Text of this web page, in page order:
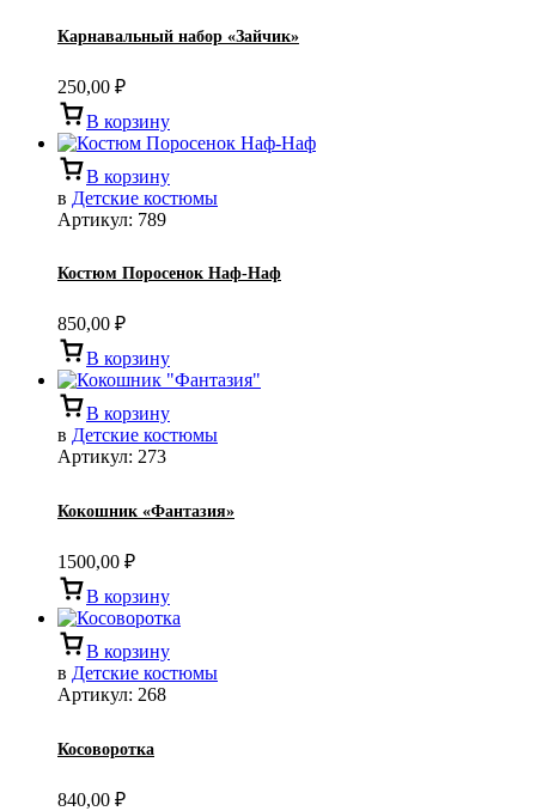
Карнавальный набор «Зайчик»
250,00 ₽
В корзину
В корзину
в Детские костюмы
Артикул: 789
Костюм Поросенок Наф-Наф
850,00 ₽
В корзину
В корзину
в Детские костюмы
Артикул: 273
Кокошник «Фантазия»
1500,00 ₽
В корзину
В корзину
в Детские костюмы
Артикул: 268
Косоворотка
840,00 ₽